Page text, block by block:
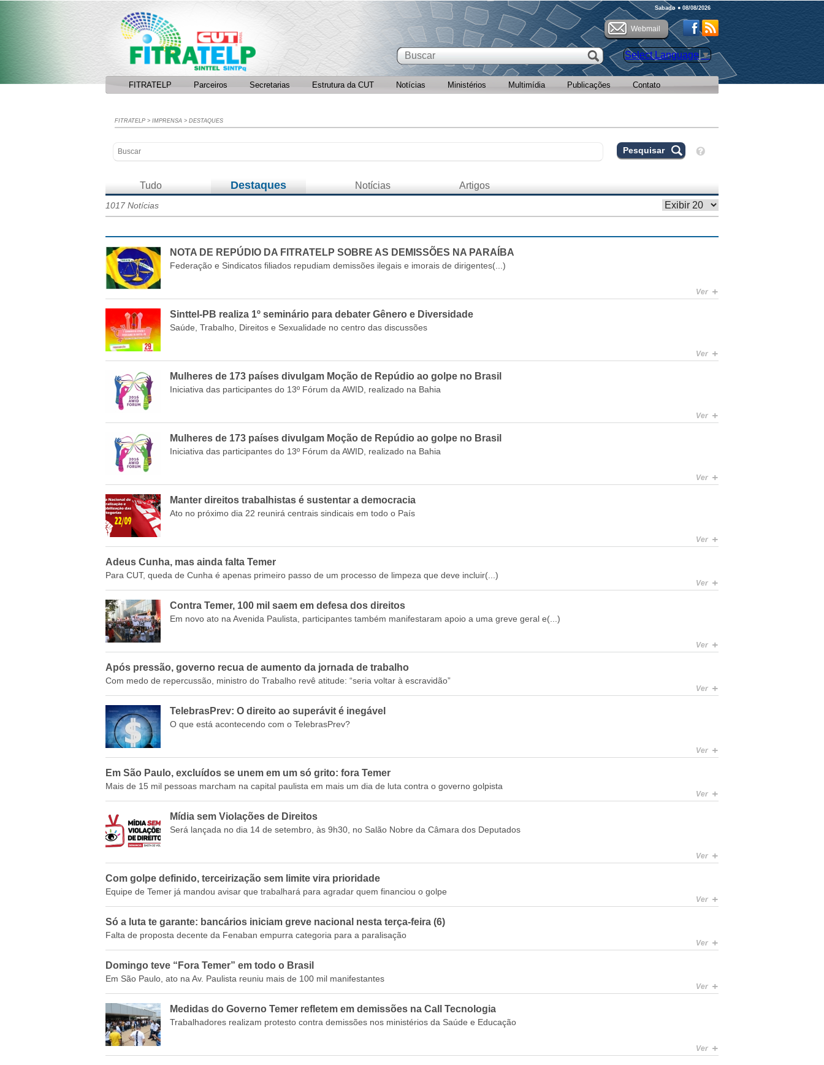
Sabado ● 08/08/2026
Webmail
Select Language ▼
FITRATELP Parceiros Secretarias Estrutura da CUT Notícias Ministérios Multimídia Publicações Contato
FITRATELP > IMPRENSA > DESTAQUES
Tudo Destaques Notícias Artigos
1017 Notícias
NOTA DE REPÚDIO DA FITRATELP SOBRE AS DEMISSÕES NA PARAÍBA
Federação e Sindicatos filiados repudiam demissões ilegais e imorais de dirigentes(...)
Ver +
Sinttel-PB realiza 1º seminário para debater Gênero e Diversidade
Saúde, Trabalho, Direitos e Sexualidade no centro das discussões
Ver +
Mulheres de 173 países divulgam Moção de Repúdio ao golpe no Brasil
Iniciativa das participantes do 13º Fórum da AWID, realizado na Bahia
Ver +
Mulheres de 173 países divulgam Moção de Repúdio ao golpe no Brasil
Iniciativa das participantes do 13º Fórum da AWID, realizado na Bahia
Ver +
Manter direitos trabalhistas é sustentar a democracia
Ato no próximo dia 22 reunirá centrais sindicais em todo o País
Ver +
Adeus Cunha, mas ainda falta Temer
Para CUT, queda de Cunha é apenas primeiro passo de um processo de limpeza que deve incluir(...)
Ver +
Contra Temer, 100 mil saem em defesa dos direitos
Em novo ato na Avenida Paulista, participantes também manifestaram apoio a uma greve geral e(...)
Ver +
Após pressão, governo recua de aumento da jornada de trabalho
Com medo de repercussão, ministro do Trabalho revê atitude: “seria voltar à escravidão”
Ver +
TelebrasPrev: O direito ao superávit é inegável
O que está acontecendo com o TelebrasPrev?
Ver +
Em São Paulo, excluídos se unem em um só grito: fora Temer
Mais de 15 mil pessoas marcham na capital paulista em mais um dia de luta contra o governo golpista
Ver +
Mídia sem Violações de Direitos
Será lançada no dia 14 de setembro, às 9h30, no Salão Nobre da Câmara dos Deputados
Ver +
Com golpe definido, terceirização sem limite vira prioridade
Equipe de Temer já mandou avisar que trabalhará para agradar quem financiou o golpe
Ver +
Só a luta te garante: bancários iniciam greve nacional nesta terça-feira (6)
Falta de proposta decente da Fenaban empurra categoria para a paralisação
Ver +
Domingo teve “Fora Temer” em todo o Brasil
Em São Paulo, ato na Av. Paulista reuniu mais de 100 mil manifestantes
Ver +
Medidas do Governo Temer refletem em demissões na Call Tecnologia
Trabalhadores realizam protesto contra demissões nos ministérios da Saúde e Educação
Ver +